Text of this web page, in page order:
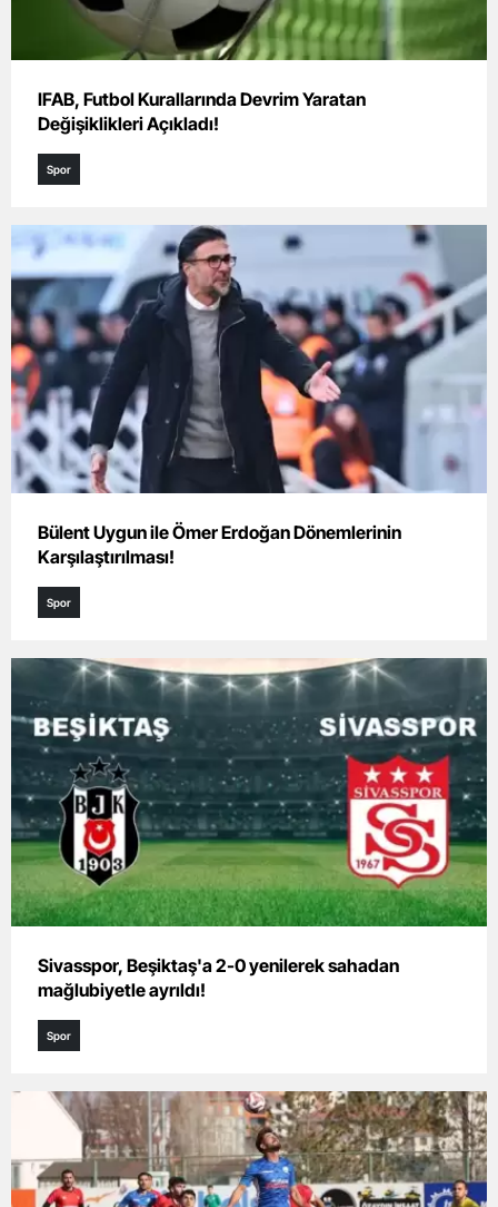
IFAB, Futbol Kurallarında Devrim Yaratan
Değişiklikleri Açıkladı!
Spor
Bülent Uygun ile Ömer Erdoğan Dönemlerinin
Karşılaştırılması!
Spor
Sivasspor, Beşiktaş'a 2-0 yenilerek sahadan
mağlubiyetle ayrıldı!
Spor